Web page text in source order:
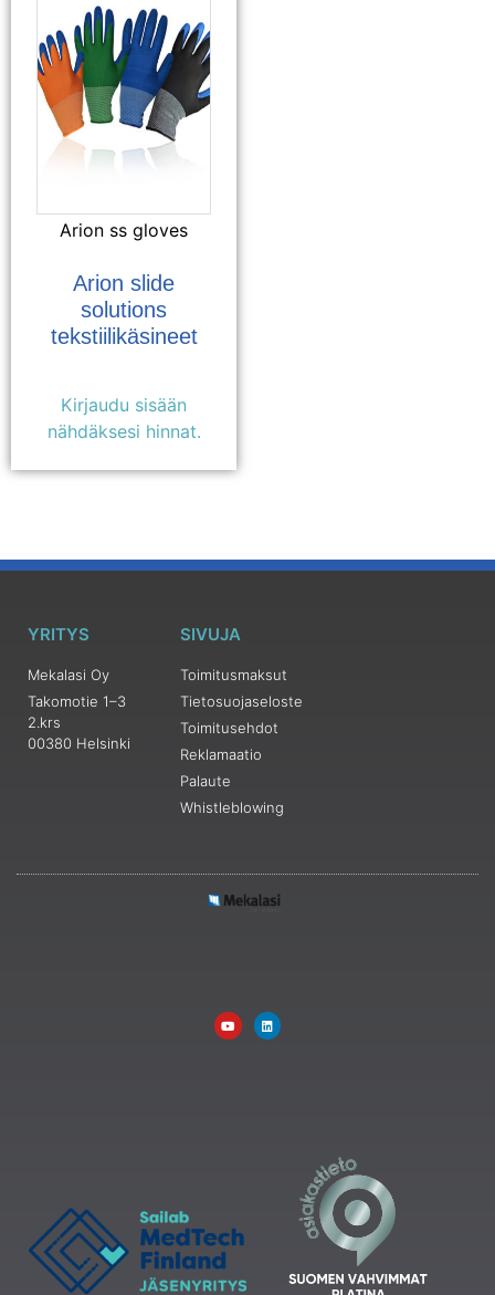
Arion ss gloves
Arion slide
solutions
tekstiilikäsineet
Kirjaudu sisään
nähdäksesi hinnat.
YRITYS
Mekalasi Oy
Takomotie 1–3
2.krs
00380 Helsinki
SIVUJA
Toimitusmaksut
Tietosuojaseloste
Toimitusehdot
Reklamaatio
Palaute
Whistleblowing